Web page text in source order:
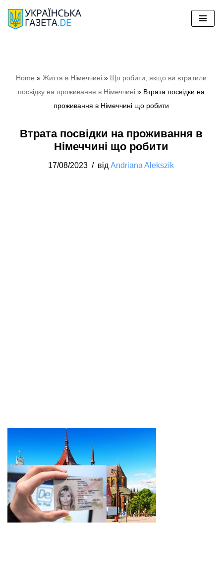
Перейти
Home » Життя в Німеччині» Що робити, якщо ви втратили
посвідку на проживання в Німеччині» Втрата посвідки на
проживання в Німеччині що робити
Втрата посвідки на проживання в
Німеччині що робити
17/08/2023 від Andriana Alekszik